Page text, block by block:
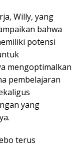
Willy, yang
bahwa
potensi
mengoptimalkan
pembelajaran
yang
terus